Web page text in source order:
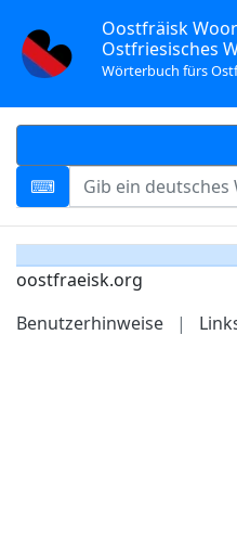
Oostfräisk
Ostfriesisches
Wörterbuch fürs
oostfraeisk.org
Benutzerhinweise
|